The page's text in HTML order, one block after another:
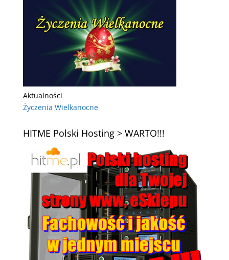
Aktualności
Życzenia Wielkanocne
HITME Polski Hosting > WARTO!!!